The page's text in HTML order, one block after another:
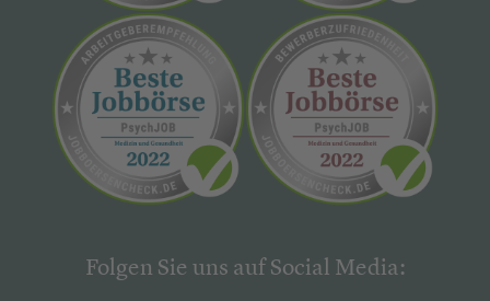
Folgen Sie uns auf Social Media: